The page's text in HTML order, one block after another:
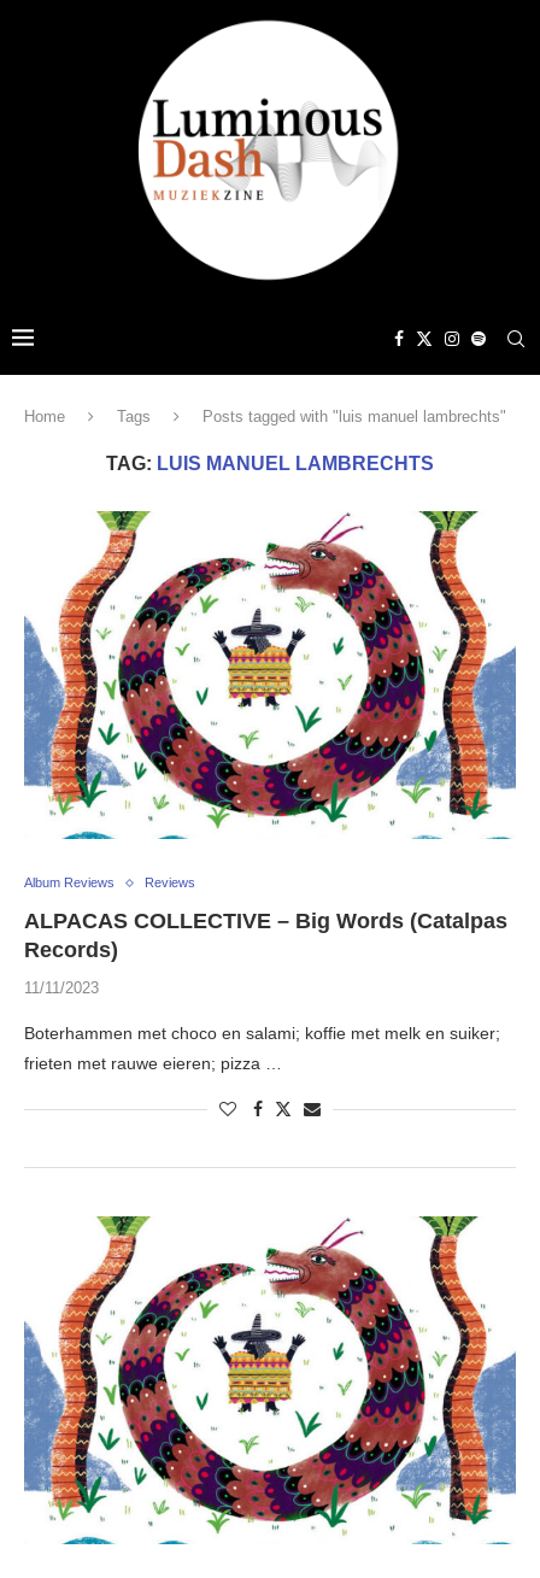
Home Tags Posts tagged with "luis manuel lambrechts"
TAG: LUIS MANUEL LAMBRECHTS
Album Reviews Reviews
ALPACAS COLLECTIVE – Big Words (Catalpas
Records)
11/11/2023
Boterhammen met choco en salami; koffie met melk en suiker;
frieten met rauwe eieren; pizza …